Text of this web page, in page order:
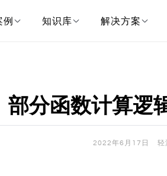
例 知识库 解决方案
部分函数计算逻
2022年6月17日 轻